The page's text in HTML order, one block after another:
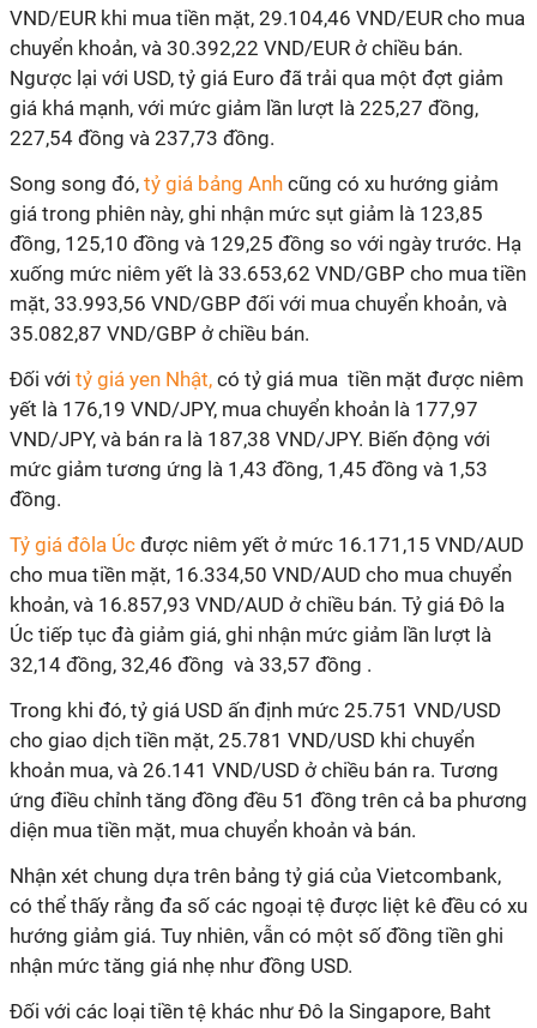
VND/EUR khi mua tiền mặt, 29.104,46 VND/EUR cho mua
chuyển khoản, và 30.392,22 VND/EUR ở chiều bán.
Ngược lại với USD, tỷ giá Euro đã trải qua một đợt giảm
giá khá mạnh, với mức giảm lần lượt là 225,27 đồng,
227,54 đồng và 237,73 đồng.
Song song đó, tỷ giá bảng Anh cũng có xu hướng giảm
giá trong phiên này, ghi nhận mức sụt giảm là 123,85
đồng, 125,10 đồng và 129,25 đồng so với ngày trước. Hạ
xuống mức niêm yết là 33.653,62 VND/GBP cho mua tiền
mặt, 33.993,56 VND/GBP đối với mua chuyển khoản, và
35.082,87 VND/GBP ở chiều bán.
Đối với tỷ giá yen Nhật, có tỷ giá mua tiền mặt được niêm
yết là 176,19 VND/JPY, mua chuyển khoản là 177,97
VND/JPY, và bán ra là 187,38 VND/JPY. Biến động với
mức giảm tương ứng là 1,43 đồng, 1,45 đồng và 1,53
đồng.
Tỷ giá đôla Úc được niêm yết ở mức 16.171,15 VND/AUD
cho mua tiền mặt, 16.334,50 VND/AUD cho mua chuyển
khoản, và 16.857,93 VND/AUD ở chiều bán. Tỷ giá Đô la
Úc tiếp tục đà giảm giá, ghi nhận mức giảm lần lượt là
32,14 đồng, 32,46 đồng và 33,57 đồng .
Trong khi đó, tỷ giá USD ấn định mức 25.751 VND/USD
cho giao dịch tiền mặt, 25.781 VND/USD khi chuyển
khoản mua, và 26.141 VND/USD ở chiều bán ra. Tương
ứng điều chỉnh tăng đồng đều 51 đồng trên cả ba phương
diện mua tiền mặt, mua chuyển khoản và bán.
Nhận xét chung dựa trên bảng tỷ giá của Vietcombank,
có thể thấy rằng đa số các ngoại tệ được liệt kê đều có xu
hướng giảm giá. Tuy nhiên, vẫn có một số đồng tiền ghi
nhận mức tăng giá nhẹ như đồng USD.
Đối với các loại tiền tệ khác như Đô la Singapore, Baht